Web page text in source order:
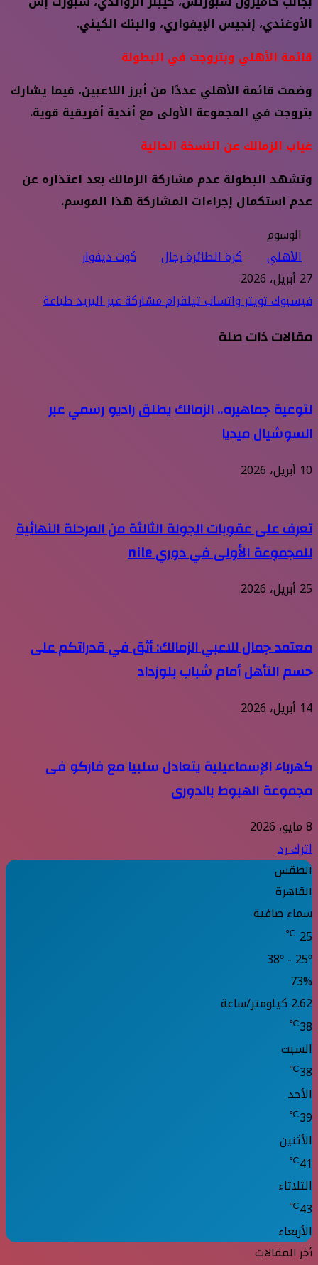
الأوغندي، إنجيس الإيفواري، والبنك الكيني.
قائمة الأهلي وبتروجت في البطولة
وضمت قائمة الأهلي عددًا من أبرز اللاعبين، فيما يشارك
بتروجت في المجموعة الأولى مع أندية أفريقية قوية.
غياب الزمالك عن النسخة الحالية
وتشهد البطولة عدم مشاركة الزمالك بعد اعتذاره عن
عدم استكمال إجراءات المشاركة هذا الموسم.
الوسوم
الأهلي
كرة الطائرة رجال
كوت ديفوار
27 أبريل، 2026
فيسبوكتويتر واتسابتيلقراممشاركة عبر البريدطباعة
مقالات ذات صلة
لتوعية جماهيره.. الزمالك يطلق راديو رسمي عبر
السوشيال ميديا
10 أبريل، 2026
تعرف على عقوبات الجولة الثالثة من المرحلة النهائية
للمجموعة الأولى في دوري nile
25 أبريل، 2026
معتمد جمال للاعبي الزمالك: أثق في قدراتكم على
حسم التأهل أمام شباب بلوزداد
14 أبريل، 2026
كهرباء الإسماعيلية يتعادل سلبيا مع فاركو فى
مجموعة الهبوط بالدورى
8 مايو، 2026
اترك رد
الطقس
القاهرة
سماء صافية
25
℃
38º - 25º
73%
2.62 كيلومتر/ساعة
38
℃
السبت
38
℃
الأحد
39
℃
الأثنين
41
℃
الثلاثاء
43
℃
الأربعاء
أخر المقالات